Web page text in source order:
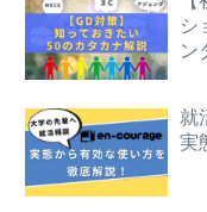
シ
ン
就
実